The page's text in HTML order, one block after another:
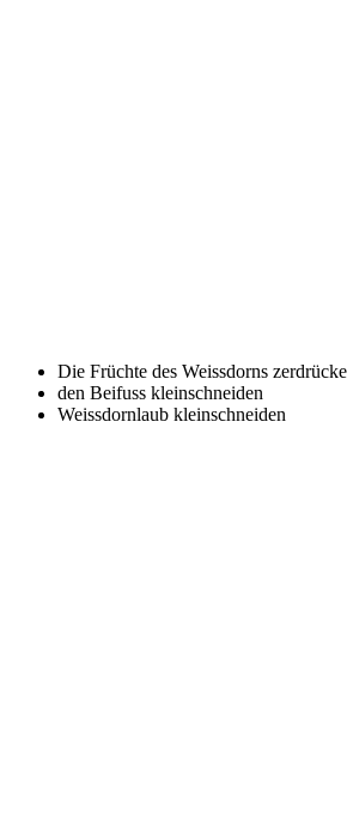
Die Früch­te des Weiss­dorns
den Bei­fuss kleinschneiden
Weiss­dorn­laub kleinschneiden